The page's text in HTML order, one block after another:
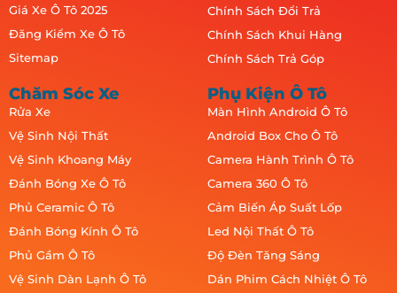
Giá Xe Ô Tô 2025
Đăng Kiểm Xe Ô Tô
Sitemap
Chính Sách Đổi Trả
Chính Sách Khui Hàng
Chính Sách Trả Góp
Chăm Sóc Xe
Rửa Xe
Vệ Sinh Nội Thất
Vệ Sinh Khoang Máy
Đánh Bóng Xe Ô Tô
Phủ Ceramic Ô Tô
Đánh Bóng Kính Ô Tô
Phủ Gầm Ô Tô
Vệ Sinh Dàn Lạnh Ô Tô
Phụ Kiện Ô Tô
Màn Hình Android Ô Tô
Android Box Cho Ô Tô
Camera Hành Trình Ô Tô
Camera 360 Ô Tô
Cảm Biến Áp Suất Lốp
Led Nội Thất Ô Tô
Độ Đèn Tăng Sáng
Dán Phim Cách Nhiệt Ô Tô